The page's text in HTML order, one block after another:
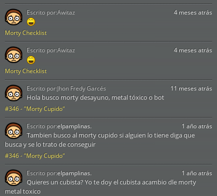
Morty Checklist
4 meses atrás
Escrito por:Awitaz
Morty Checklist
4 meses atrás
Escrito por:Awitaz
#346 - "Morty Cupido"
11 meses atrás
Hola busco morty desayuno, metal tóxico o bot
Escrito por:Jhon Fredy Garcés
#346 - "Morty Cupido"
1 año atrás
Tambien busco al morty cupido si alguien lo tiene diga que
busca y se lo trato de conseguir
Escrito por:elpamplinas.
1 año atrás
Quieres un cubista? Yo te doy el cubista acambio dle morty
metal toxico
Escrito por:elpamplinas.